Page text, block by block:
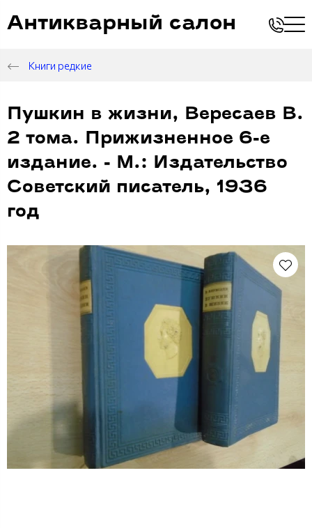
Антикварный салон
Книги редкие
Пушкин в жизни, Вересаев В.
2 тома. Прижизненное 6-е
издание. - М.: Издательство
Советский писатель, 1936
год